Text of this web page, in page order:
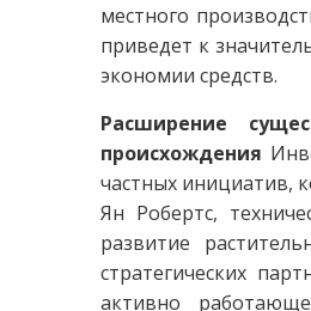
местного
приведет к
экономии средств.
Расширение
происхождения
частных инициатив,
Ян Робертс,
развитие
стратегических
активно